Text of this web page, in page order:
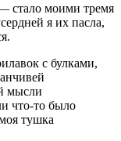
стало моими тремя
я их пасла,
с булками,
мысли
что-то было
тушка